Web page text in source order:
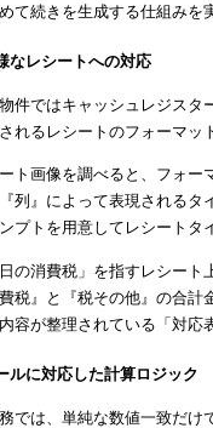
て続きを生成する仕組みを
なレシートへの対応
件ではキャッシュレジスタ
れるレシートのフォーマッ
ト画像を調べると、フォー
『列』によって表現される
プトを用意してレシートタ
の消費税」を指すレシー
税』と『税その他』の合計
容が整理されている「対応
ルに対応した計算ロジック
では、単純な数値一致だけ